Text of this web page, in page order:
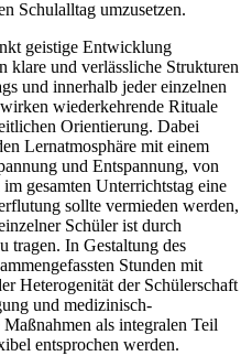
Schulalltag umzusetzen.
geistige Entwicklung
klare und verlässliche Strukturen
und innerhalb jeder einzelnen
wiederkehrende Rituale
Orientierung. Dabei
Lernatmosphäre mit einem
und Entspannung, von
gesamten Unterrichtstag eine
sollte vermieden werden,
Schüler ist durch
tragen. In Gestaltung des
Stunden mit
Heterogenität der Schülerschaft
und medizinisch-
als integralen Teil
entsprochen werden.